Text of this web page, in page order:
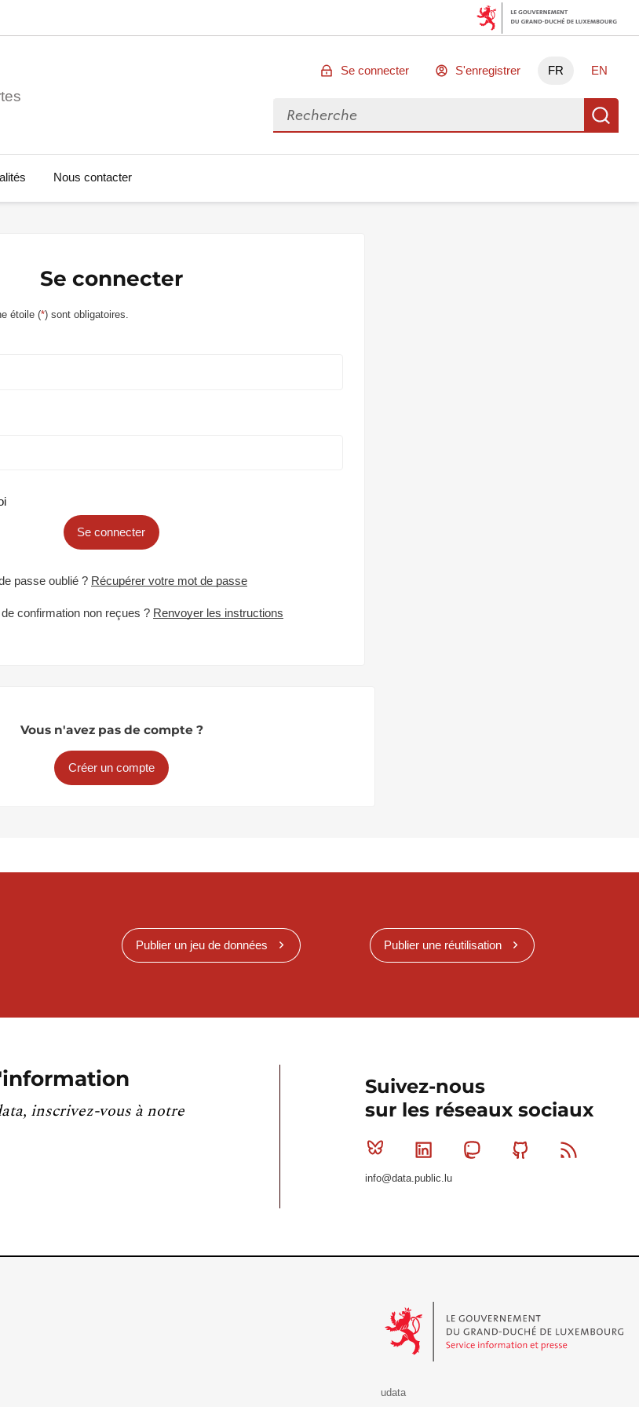
Se connecter S'enregistrer FR EN
Rechercher des données
Nous contacter
Se connecter
étoile (*) sont obligatoires.
Se connecter
passe oublié ? Récupérer votre mot de passe
confirmation non reçues ? Renvoyer les instructions
Vous n'avez pas de compte ?
Créer un compte
Publier un jeu de données Publier une réutilisation
inscrivez-vous à notre
Suivez-nous
sur les réseaux sociaux
Bluesky Linkedin MastodonGithub
info@data.public.lu
udata